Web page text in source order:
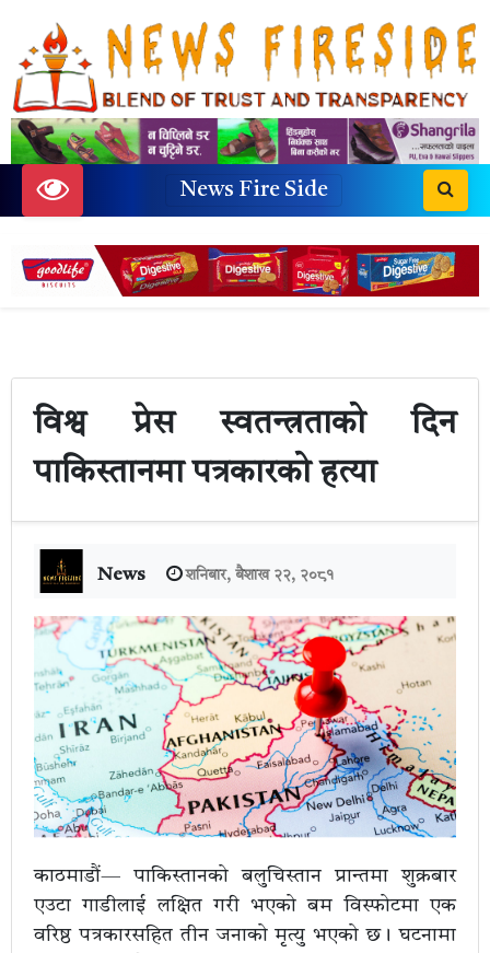
News Fire Side
विश्व प्रेस स्वतन्त्रताको दिन
पाकिस्तानमा पत्रकारको हत्या
News शनिबार, बैशाख २२, २०८१
काठमाडौं— पाकिस्तानको बलुचिस्तान प्रान्तमा शुक्रबार
एउटा गाडीलाई लक्षित गरी भएको बम विस्फोटमा एक
वरिष्ठ पत्रकारसहित तीन जनाको मृत्यु भएको छ। घटनामा